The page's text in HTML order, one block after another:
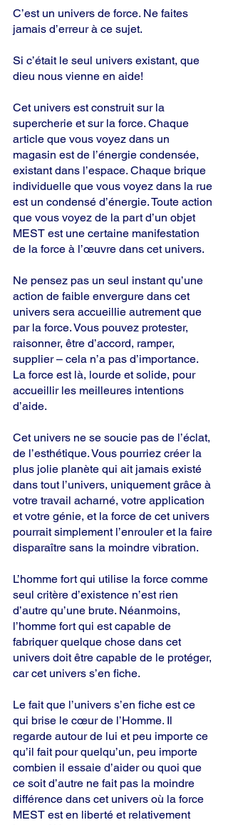
C’est un univers de force. Ne faites
jamais d’erreur à ce sujet.
Si c’était le seul univers existant, que
dieu nous vienne en aide!
Cet univers est construit sur la
supercherie et sur la force. Chaque
article que vous voyez dans un
magasin est de l’énergie condensée,
existant dans l’espace. Chaque brique
individuelle que vous voyez dans la rue
est un condensé d’énergie. Toute action
que vous voyez de la part d’un objet
MEST est une certaine manifestation
de la force à l’œuvre dans cet univers.
Ne pensez pas un seul instant qu’une
action de faible envergure dans cet
univers sera accueillie autrement que
par la force. Vous pouvez protester,
raisonner, être d’accord, ramper,
supplier – cela n’a pas d’importance.
La force est là, lourde et solide, pour
accueillir les meilleures intentions
d’aide.
Cet univers ne se soucie pas de l’éclat,
de l’esthétique. Vous pourriez créer la
plus jolie planète qui ait jamais existé
dans tout l’univers, uniquement grâce à
votre travail acharné, votre application
et votre génie, et la force de cet univers
pourrait simplement l’enrouler et la faire
disparaître sans la moindre vibration.
L’homme fort qui utilise la force comme
seul critère d’existence n’est rien
d’autre qu’une brute. Néanmoins,
l’homme fort qui est capable de
fabriquer quelque chose dans cet
univers doit être capable de le protéger,
car cet univers s’en fiche.
Le fait que l’univers s’en fiche est ce
qui brise le cœur de l’Homme. Il
regarde autour de lui et peu importe ce
qu’il fait pour quelqu’un, peu importe
combien il essaie d’aider ou quoi que
ce soit d’autre ne fait pas la moindre
différence dans cet univers où la force
MEST est en liberté et relativement